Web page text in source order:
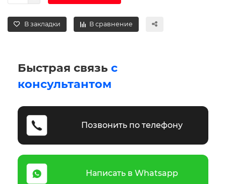
В закладки В сравнение
Быстрая связь с
консультантом
Позвонить по телефону
Написать в Whatsapp